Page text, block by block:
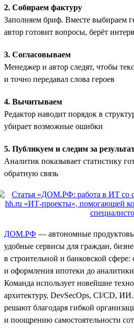
2. Собираем фактуру
Заполняем бриф. Вместе выбираем
автор готовит вопросы, берёт
3. Согласовываем
Менеджер и автор следят, чтобы
и точно передавал слова героев
4. Вычитываем
Редактор наводит порядок в
убирает возможные ошибки
5. Публикуем и следим за
Аналитик показывает статистику
обратную связь
ДОМ.РФ — автономные
удобные сервисы для граждан,
в строительной и банковской
и оформления ипотеки до
Команда использует новейшие
архитектуру, DevSecOps, CI/CD,
решают благодаря гибкой
и поощрению самостоятельности